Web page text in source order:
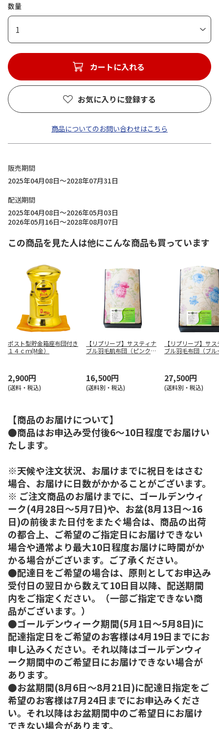
数量
1
カートに入れる
お気に入りに登録する
商品についてのお問い合わせはこちら
販売期間
2025年04月08日～2028年07月31日
配送期間
2025年04月08日～2026年05月03日
2026年05月16日～2028年08月07日
この商品を見た人は他にこんな商品も買っています
ポスト型貯金箱座布団付き
１４ｃｍ(M金）
2,900円
(送料・税込)
【リプリーブ】サスティナ
ブル羽毛肌布団（ピンク）
16,500円
(送料別・税込)
【リプリーブ】サ
ブル羽毛布団（ブ
27,500円
(送料別・税込)
【商品のお届けについて】
●商品はお申込み受付後6～10日程度でお届けい
たします。
※天候や注文状況、お届けまでに祝日をはさむ
場合、お届けに日数がかかることがございます。
※ ご注文商品のお届けまでに、ゴールデンウィ
ーク(4月28日～5月7日)や、お盆(8月13日～16
日)の前後また日付をまたぐ場合は、商品の出荷
の都合上、ご希望のご指定日にお届けできない
場合や通常より最大10日程度お届けに時間がか
かる場合がございます。ご了承ください。
●配達日をご希望の場合は、原則としてお申込み
受付日の翌日から数えて10日目以降、配送期間
内をご指定ください。（一部ご指定できない商
品がございます。）
●ゴールデンウィーク期間(5月1日～5月8日)に
配達指定日をご希望のお客様は4月19日までにお
申し込みください。それ以降はゴールデンウィ
ーク期間中のご希望日にお届けできない場合が
あります。
●お盆期間(8月6日～8月21日)に配達日指定をご
希望のお客様は7月24日までにお申込みくださ
い。それ以降はお盆期間中のご希望日にお届け
できない場合があります。